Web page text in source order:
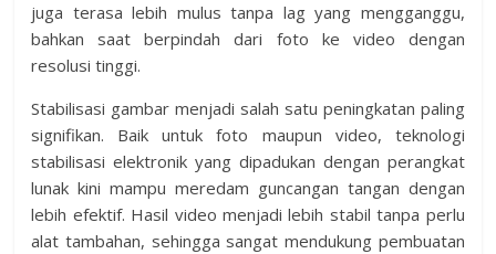
juga terasa lebih mulus tanpa lag yang mengganggu,
bahkan saat berpindah dari foto ke video dengan
resolusi tinggi.
Stabilisasi gambar menjadi salah satu peningkatan paling
signifikan. Baik untuk foto maupun video, teknologi
stabilisasi elektronik yang dipadukan dengan perangkat
lunak kini mampu meredam guncangan tangan dengan
lebih efektif. Hasil video menjadi lebih stabil tanpa perlu
alat tambahan, sehingga sangat mendukung pembuatan